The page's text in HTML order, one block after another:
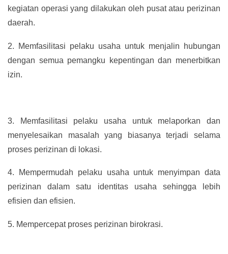
kegiatan operasi yang dilakukan oleh pusat atau perizinan
daerah.
2.
Memfasilitasi pelaku usaha untuk menjalin hubungan
dengan semua pemangku kepentingan dan menerbitkan
izin.
3.
Memfasilitasi pelaku usaha untuk melaporkan dan
menyelesaikan masalah yang biasanya terjadi selama
proses perizinan di lokasi.
4.
Mempermudah pelaku usaha untuk menyimpan data
perizinan dalam satu identitas usaha sehingga lebih
efisien dan efisien.
5. Mempercepat proses perizinan birokrasi.